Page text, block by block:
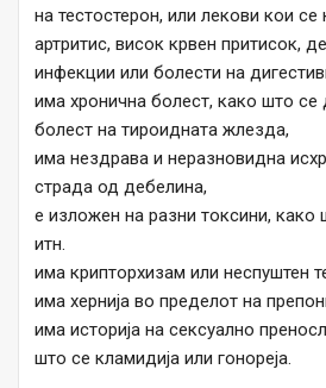
на тестостерон, или лекови кои се
артритис, висок крвен притисок,
инфекции или болести на
има хронична болест, како што се
болест на тироидната жлезда,
има нездрава и неразновидна
страда од дебелина,
е изложен на разни токсини, како
итн.
има крипторхизам или неспуштен
има хернија во пределот на
има историја на сексуално
што се кламидија или гонореја.